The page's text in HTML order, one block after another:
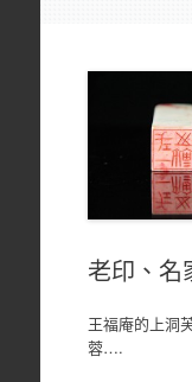
老印、名
王福庵的上洞
蓉….